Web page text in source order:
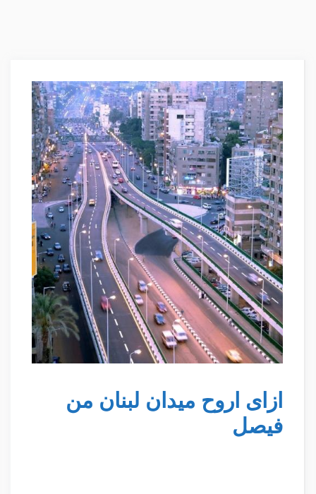
ازاى اروح ميدان لبنان من
فيصل